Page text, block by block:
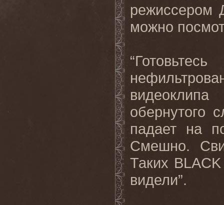
режиссером
можно
обернутого
падает на
Смешно.
Таких
видели”.